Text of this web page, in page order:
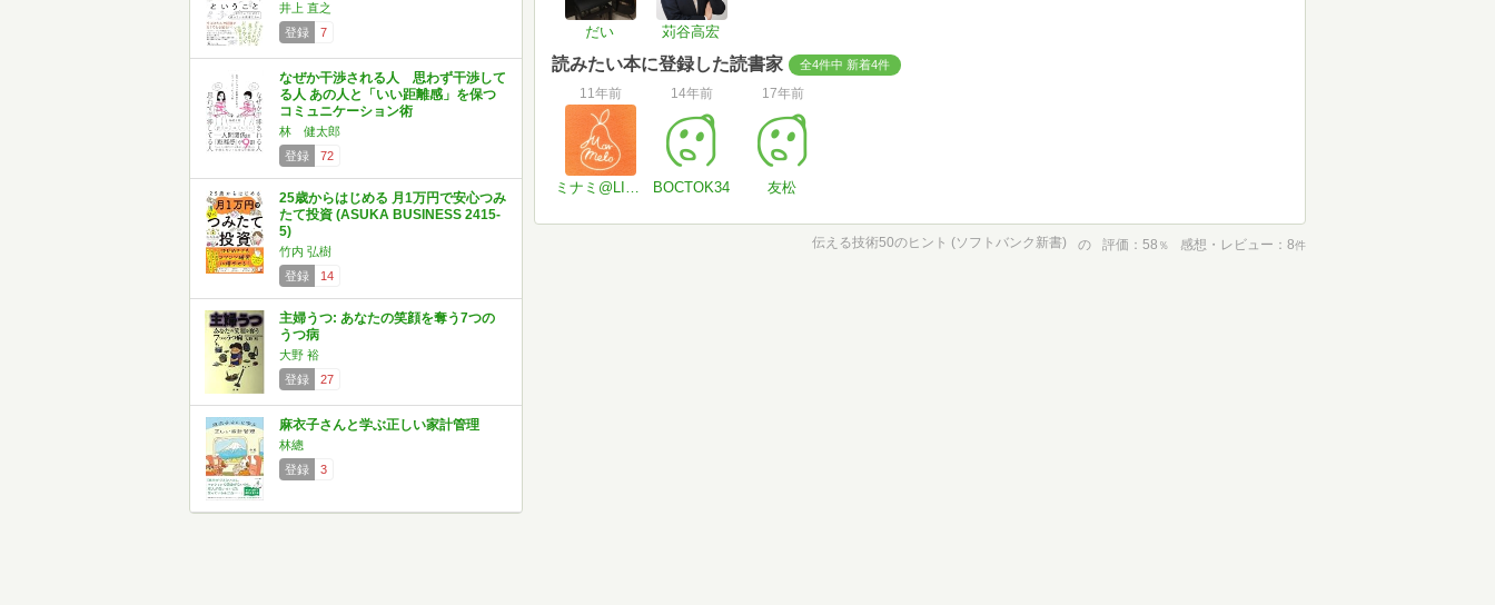
井上 直之
登録
7
なぜか干渉される人 思わず干渉して
る人 あの人と「いい距離感」を保つ
コミュニケーション術
林 健太郎
登録
72
25歳からはじめる 月1万円で安心つみ
たて投資 (ASUKA BUSINESS 2415-
5)
竹内 弘樹
登録
14
主婦うつ: あなたの笑顔を奪う7つの
うつ病
大野 裕
登録
27
麻衣子さんと学ぶ正しい家計管理
林總
登録
3
だい 苅谷高宏
読みたい本に登録した読書家 全4件中 新着4件
11年前
ミナミ@LINEスタンプ販売中
14年前
BOCTOK34
17年前
友松
伝える技術50のヒント (ソフトバンク新書) の 評価 58 ％ 感想・レビュー 8件